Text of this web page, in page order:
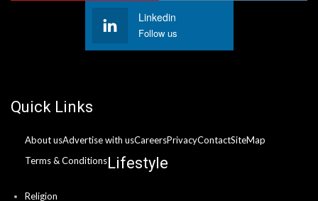
Linkedin
Follow us
Quick Links
About usAdvertise with usCareersPrivacyContactSiteMap
Terms & ConditionsLifestyle
Religion